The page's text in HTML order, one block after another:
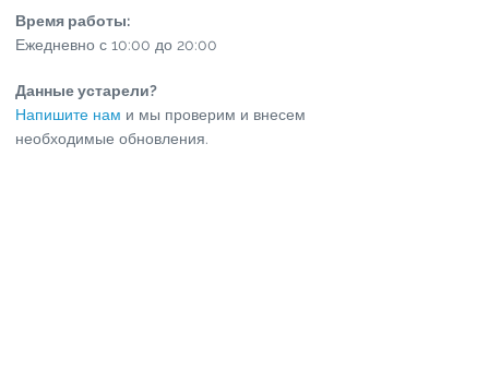
Время работы:
Ежедневно с 10:00 до 20:00
Данные устарели?
Напишите нам и мы проверим и внесем
необходимые обновления.